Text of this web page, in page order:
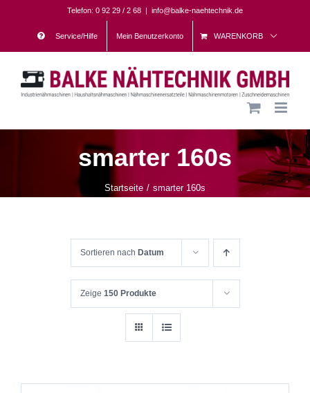
content
Telefon: 0 92 29 / 2 68 | info@balke-naehtechnik.de
Service/Hilfe Mein Benutzerkonto WARENKORB
smarter 160s
Startseite smarter 160s
Sortieren nach Datum
Zeige 150 Produkte